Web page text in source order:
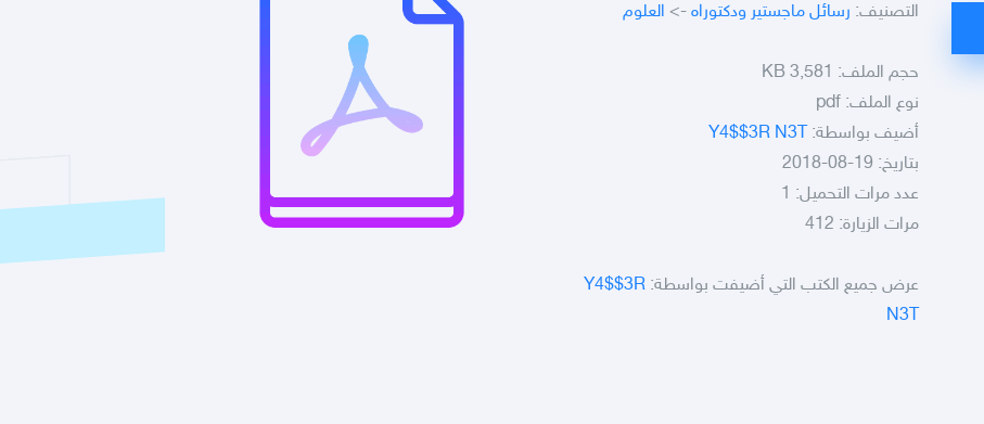
التصنيف: رسائل ماجستير ودكتوراه -> العلوم
حجم الملف: 3,581 KB
نوع الملف: pdf
أضيف بواسطة: Y4$$3R N3T
بتاريخ: 19-08-2018
عدد مرات التحميل: 1
مرات الزيارة: 412
عرض جميع الكتب التي أضيفت بواسطة: Y4$$3R
N3T